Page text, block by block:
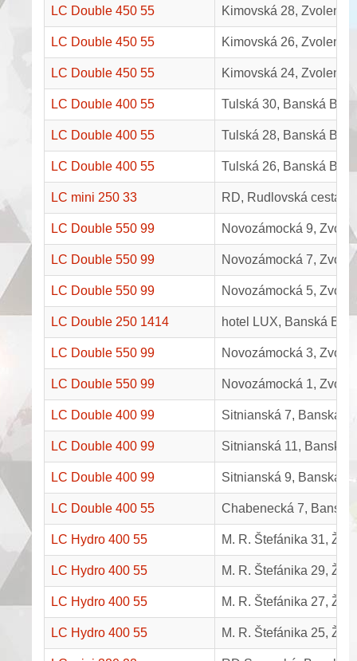
LC Double 450 55 Kimovská 28, Zvolen
LC Double 450 55 Kimovská 26, Zvolen
LC Double 450 55 Kimovská 24, Zvolen
LC Double 400 55 Tulská 30, Banská
LC Double 400 55 Tulská 28, Banská
LC Double 400 55 Tulská 26, Banská
LC mini 250 33 RD, Rudlovská cesta,
LC Double 550 99 Novozámocká 9,
LC Double 550 99 Novozámocká 7,
LC Double 550 99 Novozámocká 5,
LC Double 250 1414 hotel LUX, Banská
LC Double 550 99 Novozámocká 3,
LC Double 550 99 Novozámocká 1,
LC Double 400 99 Sitnianská 7, Banská
LC Double 400 99 Sitnianská 11, Banská
LC Double 400 99 Sitnianská 9, Banská
LC Double 400 55 Chabenecká 7, Banská
LC Hydro 400 55 M. R. Štefánika 31,
LC Hydro 400 55 M. R. Štefánika 29,
LC Hydro 400 55 M. R. Štefánika 27,
LC Hydro 400 55 M. R. Štefánika 25,